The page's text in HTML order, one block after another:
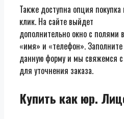
Также доступна опция покупка
клик. На сайте выйдет
дополнительно окно с полями
«имя» и «телефон». Заполните
данную форму и мы свяжемся
для уточнения заказа.
Купить как юр.